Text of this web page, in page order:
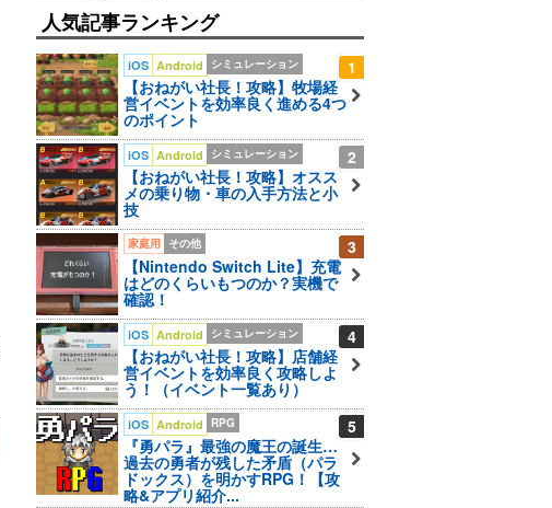
人気記事ランキング
1
iOS Android シミュレーション
【おねがい社長！攻略】牧場経
営イベントを効率良く進める4つ
のポイント
2
iOS Android シミュレーション
【おねがい社長！攻略】オスス
メの乗り物・車の入手方法と小
技
3
家庭用 その他
【Nintendo Switch Lite】充電
はどのくらいもつのか？実機で
確認！
4
iOS Android シミュレーション
【おねがい社長！攻略】店舗経
営イベントを効率良く攻略しよ
う！（イベント一覧あり）
5
iOS Android RPG
『勇パラ』最強の魔王の誕生…
過去の勇者が残した矛盾（パラ
ドックス）を明かすRPG！【攻
略&アプリ紹介...